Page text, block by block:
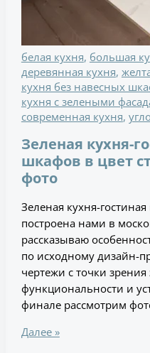
белая кухня, большая
деревянная кухня,
кухня без навесных
кухня с зелеными
современная кухня,
Зеленая кухня-
шкафов в цвет
фото
Зеленая кухня-
построена нами в
рассказываю
по исходному дизайн-
чертежи с точки
функциональности и
финале рассмотрим
Далее »